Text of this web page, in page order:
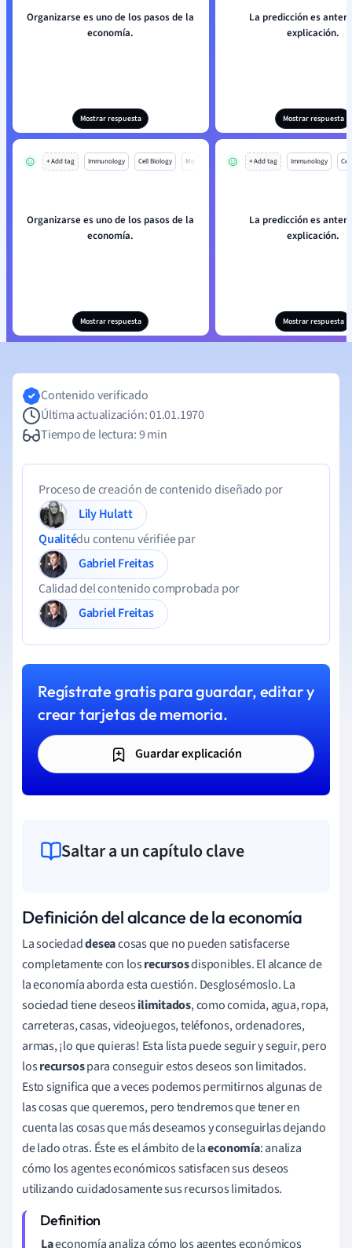
Organizarse es uno de los pasos de la
economía.
Mostrar respuesta
La predicción es
explicación.
Mostrar respuesta
+ Add tag Immunology Cell Biology Mo
Organizarse es uno de los pasos de la
economía.
Mostrar respuesta
+ Add tag Immunology
La predicción es
explicación.
Mostrar respuesta
Contenido verificado
Última actualización: 01.01.1970
Tiempo de lectura: 9 min
Proceso de creación de contenido diseñado por
Lily Hulatt
Qualitédu contenu vérifiée par
Gabriel Freitas
Calidad del contenido comprobada por
Gabriel Freitas
Regístrate gratis para guardar, editar y
crear tarjetas de memoria.
Guardar explicación
Saltar a un capítulo clave
Definición del alcance de la economía
La sociedaddeseacosas que no pueden satisfacerse
completamente con losrecursosdisponibles. El alcance de
la economía aborda esta cuestión. Desglosémoslo. La
sociedad tiene deseosilimitados, como comida, agua, ropa,
carreteras, casas, videojuegos, teléfonos, ordenadores,
armas, ¡lo que quieras! Esta lista puede seguir y seguir, pero
losrecursospara conseguir estos deseos son limitados.
Esto significa que a veces podemos permitirnos algunas de
las cosas que queremos, pero tendremos que tener en
cuenta las cosas que más deseamos y conseguirlas dejando
de lado otras. Éste es el ámbito de laeconomía: analiza
cómo los agentes económicos satisfacen sus deseos
utilizando cuidadosamente sus recursos limitados.
Laeconomía analiza cómo los agentes económicos